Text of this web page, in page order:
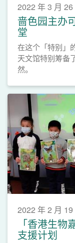
2022 年 3 月 26
啬色园主办
堂
在这个「特别」
天文馆特别筹备
然。
2022 年 2 月 19
「香港生
支援计划